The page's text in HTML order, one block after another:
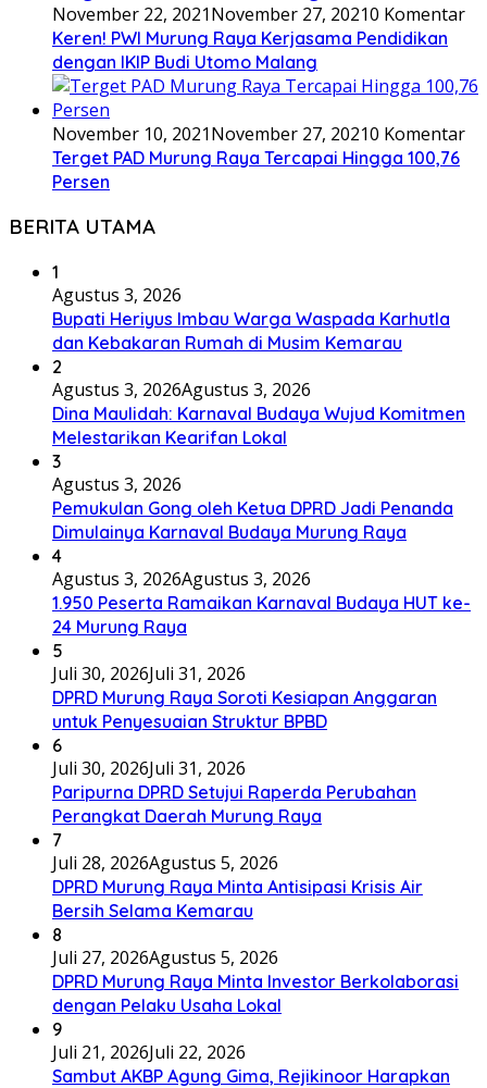
November 22, 2021November 27, 20210 Komentar
Keren! PWI Murung Raya Kerjasama Pendidikan
dengan IKIP Budi Utomo Malang
November 10, 2021November 27, 20210 Komentar
Terget PAD Murung Raya Tercapai Hingga 100,76
Persen
BERITA UTAMA
1
Agustus 3, 2026
Bupati Heriyus Imbau Warga Waspada Karhutla
dan Kebakaran Rumah di Musim Kemarau
2
Agustus 3, 2026Agustus 3, 2026
Dina Maulidah: Karnaval Budaya Wujud Komitmen
Melestarikan Kearifan Lokal
3
Agustus 3, 2026
Pemukulan Gong oleh Ketua DPRD Jadi Penanda
Dimulainya Karnaval Budaya Murung Raya
4
Agustus 3, 2026Agustus 3, 2026
1.950 Peserta Ramaikan Karnaval Budaya HUT ke-
24 Murung Raya
5
Juli 30, 2026Juli 31, 2026
DPRD Murung Raya Soroti Kesiapan Anggaran
untuk Penyesuaian Struktur BPBD
6
Juli 30, 2026Juli 31, 2026
Paripurna DPRD Setujui Raperda Perubahan
Perangkat Daerah Murung Raya
7
Juli 28, 2026Agustus 5, 2026
DPRD Murung Raya Minta Antisipasi Krisis Air
Bersih Selama Kemarau
8
Juli 27, 2026Agustus 5, 2026
DPRD Murung Raya Minta Investor Berkolaborasi
dengan Pelaku Usaha Lokal
9
Juli 21, 2026Juli 22, 2026
Sambut AKBP Agung Gima, Rejikinoor Harapkan